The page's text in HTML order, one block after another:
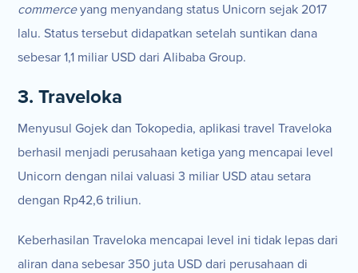
commerceyang menyandang status Unicorn sejak 2017
lalu. Status tersebut didapatkan setelah suntikan dana
sebesar 1,1 miliar USD dari Alibaba Group.
3. Traveloka
Menyusul Gojek dan Tokopedia, aplikasi travel Traveloka
berhasil menjadi perusahaan ketiga yang mencapai level
Unicorn dengan nilai valuasi 3 miliar USD atau setara
dengan Rp42,6 triliun.
Keberhasilan Traveloka mencapai level ini tidak lepas dari
aliran dana sebesar 350 juta USD dari perusahaan di